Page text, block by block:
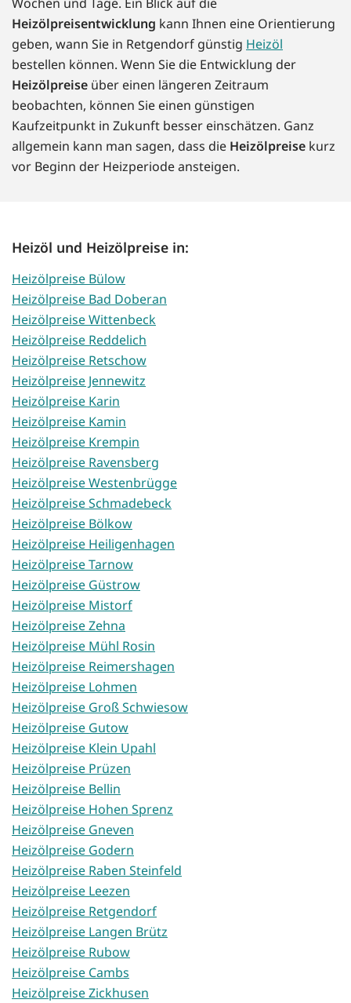
Heizölpreisentwicklung kann Ihnen eine Orientierung
geben, wann Sie in Retgendorf günstig Heizöl
bestellen können. Wenn Sie die Entwicklung der
Heizölpreise über einen längeren Zeitraum
beobachten, können Sie einen günstigen
Kaufzeitpunkt in Zukunft besser einschätzen. Ganz
allgemein kann man sagen, dass die Heizölpreise kurz
vor Beginn der Heizperiode ansteigen.
Heizöl und Heizölpreise in:
Heizölpreise Bülow
Heizölpreise Bad Doberan
Heizölpreise Wittenbeck
Heizölpreise Reddelich
Heizölpreise Retschow
Heizölpreise Jennewitz
Heizölpreise Karin
Heizölpreise Kamin
Heizölpreise Krempin
Heizölpreise Ravensberg
Heizölpreise Westenbrügge
Heizölpreise Schmadebeck
Heizölpreise Bölkow
Heizölpreise Heiligenhagen
Heizölpreise Tarnow
Heizölpreise Güstrow
Heizölpreise Mistorf
Heizölpreise Zehna
Heizölpreise Mühl Rosin
Heizölpreise Reimershagen
Heizölpreise Lohmen
Heizölpreise Groß Schwiesow
Heizölpreise Gutow
Heizölpreise Klein Upahl
Heizölpreise Prüzen
Heizölpreise Bellin
Heizölpreise Hohen Sprenz
Heizölpreise Gneven
Heizölpreise Godern
Heizölpreise Raben Steinfeld
Heizölpreise Leezen
Heizölpreise Retgendorf
Heizölpreise Langen Brütz
Heizölpreise Rubow
Heizölpreise Cambs
Heizölpreise Zickhusen